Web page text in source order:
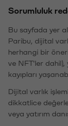
Sorumluluk
Bu sayfada yer
Paribu, dijital
herhangi bir
ve NFT'ler
kayıpları
Dijital varlık
dikkatlice
veya yatırım